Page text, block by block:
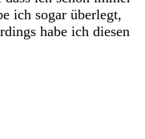
ich sogar überlegt,
habe ich diesen